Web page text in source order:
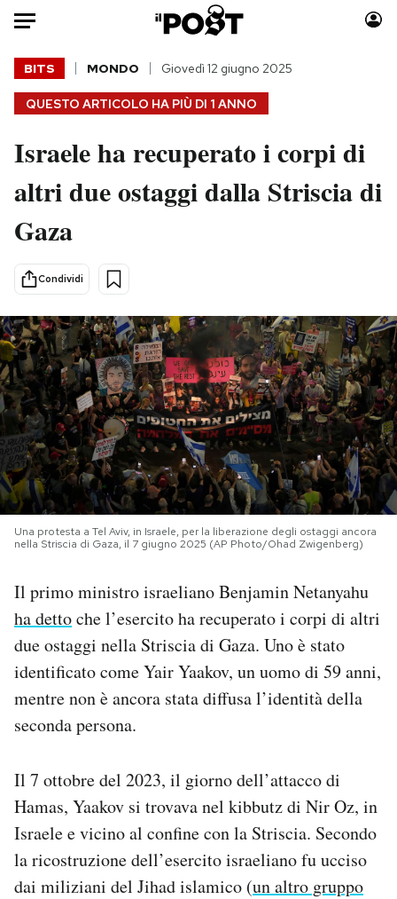
Auto
HOME
Italia
Politica
Tecnologia
Scienza
Economia
Sport
Moda
Consumismi
Altrecose
Mondiali calcio 2026
PODCAST
NEWSLETTER
I MIEI PREFERITI
CALENDARIO
AREA PERSONALE
Newsletter
Notifiche mobile
Regala il Post
Hai bisogno di aiuto?
Esci
QUESTO ARTICOLO HA PIÙ DI 1 ANNO
BITS MONDO Giovedì 12 giugno 2025
Israele ha recuperato i corpi di
altri due ostaggi dalla Striscia di
Gaza
Condividi
Una protesta a Tel Aviv, in Israele, per la liberazione degli ostaggi ancora
nella Striscia di Gaza, il 7 giugno 2025 (AP Photo/Ohad Zwigenberg)
Il primo ministro israeliano Benjamin Netanyahu
ha dettoche l’esercito ha recuperato i corpi di altri
due ostaggi nella Striscia di Gaza. Uno è stato
identificato come Yair Yaakov, un uomo di 59 anni,
mentre non è ancora stata diffusa l’identità della
seconda persona.
Il 7 ottobre del 2023, il giorno dell’attacco di
Hamas, Yaakov si trovava nel kibbutz di Nir Oz, in
Israele e vicino al confine con la Striscia. Secondo
la ricostruzione dell’esercito israeliano fu ucciso
dai miliziani del Jihad islamico (un altro gruppo